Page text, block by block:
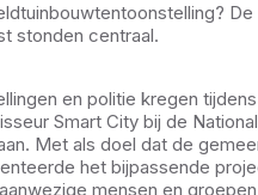
stonden centraal.
en politie kregen
Smart City bij de
Met als doel dat de
het bijpassende
mensen en